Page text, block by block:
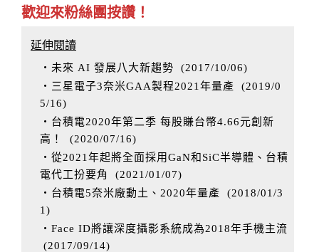
歡迎來粉絲團按讚！
延伸閱讀
‧未來 AI 發展八大新趨勢 (2017/10/06)
‧三星電子3奈米GAA製程2021年量產 (2019/0
5/16)
‧台積電2020年第二季 每股賺台幣4.66元創新
高！
(2020/07/16)
‧從2021年起將全面採用GaN和SiC半導體、台積
電代工扮要角
(2021/01/07)
‧台積電5奈米廠動土、2020年量產 (2018/01/3
1 )
‧Face ID將讓深度攝影系統成為2018年手機主流
(2017/09/14)